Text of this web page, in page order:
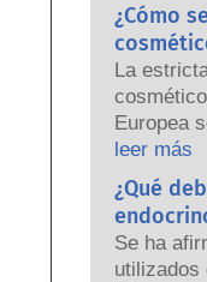
¿Cómo
La
Europea
leer más
¿Qué
Se ha
utilizados